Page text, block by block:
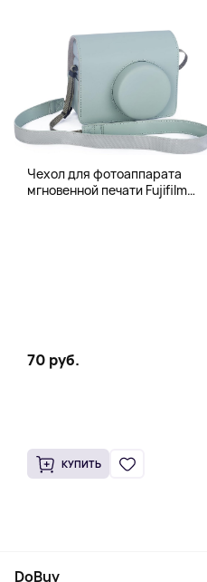
Чехол для фотоаппарата
мгновенной печати Fujifilm
70 руб.
КУПИТЬ
DoBuy